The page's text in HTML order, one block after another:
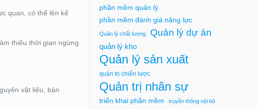
quan, có thể lên kế
thiểu thời gian ngừng
vật liệu, bán
phần mềm quản lý
phần mềm đánh giá năng lực
Quản lý chất lượng Quản lý dự án
quản lý kho
Quản lý sản xuất
quản trị chiến lược
Quản trị nhân sự
triển khai phần mềm truyền thông nội bộ